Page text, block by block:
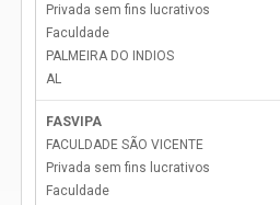
Privada sem fins lucrativos
Faculdade
PALMEIRA DO INDIOS
AL
FASVIPA
FACULDADE SÃO VICENTE
Privada sem fins lucrativos
Faculdade